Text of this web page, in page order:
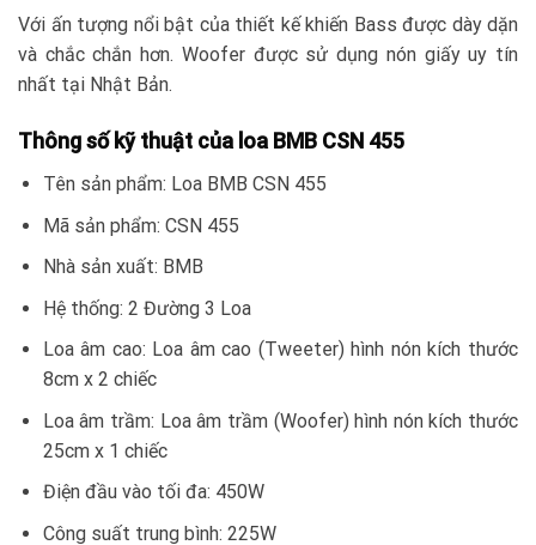
Với ấn tượng nổi bật của thiết kế khiến Bass được dày dặn
và chắc chắn hơn. Woofer được sử dụng nón giấy uy tín
nhất tại Nhật Bản.
Thông số kỹ thuật của loa BMB CSN 455
Tên sản phẩm: Loa BMB CSN 455
Mã sản phẩm: CSN 455
Nhà sản xuất: BMB
Hệ thống: 2 Đường 3 Loa
Loa âm cao: Loa âm cao (Tweeter) hình nón kích thước
8cm x 2 chiếc
Loa âm trầm: Loa âm trầm (Woofer) hình nón kích thước
25cm x 1 chiếc
Điện đầu vào tối đa: 450W
Công suất trung bình: 225W